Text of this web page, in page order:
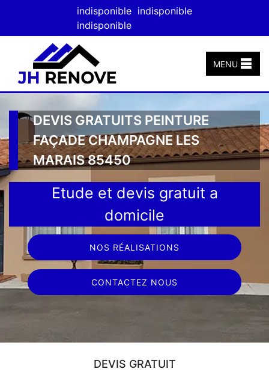
indisponible indisponible
indisponible
MENU
DEVIS GRATUITS PEINTURE
FAÇADE CHAMPAGNE LES
MARAIS 85450
Etude et devis gratuit a
domicile
NOS RÉALISATIONS
CONTACTEZ NOUS
DEVIS GRATUIT